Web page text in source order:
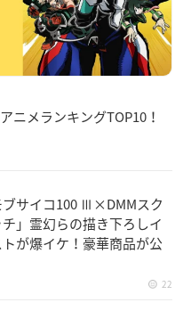
ニメランキングTOP10！
ブサイコ100 Ⅲ×DMMスク
チ」霊幻らの描き下ろしイ
トが爆イケ！豪華商品が公
22